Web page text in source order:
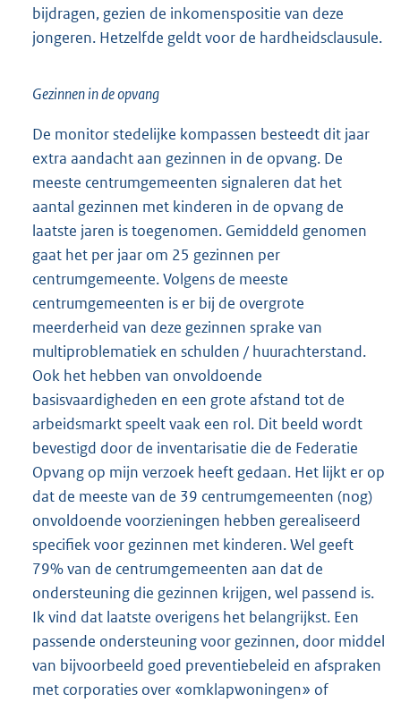
bijdragen, gezien de inkomenspositie van deze
jongeren. Hetzelfde geldt voor de hardheidsclausule.
Gezinnen in de opvang
De monitor stedelijke kompassen besteedt dit jaar
extra aandacht aan gezinnen in de opvang. De
meeste centrumgemeenten signaleren dat het
aantal gezinnen met kinderen in de opvang de
laatste jaren is toegenomen. Gemiddeld genomen
gaat het per jaar om 25 gezinnen per
centrumgemeente. Volgens de meeste
centrumgemeenten is er bij de overgrote
meerderheid van deze gezinnen sprake van
multiproblematiek en schulden / huurachterstand.
Ook het hebben van onvoldoende
basisvaardigheden en een grote afstand tot de
arbeidsmarkt speelt vaak een rol. Dit beeld wordt
bevestigd door de inventarisatie die de Federatie
Opvang op mijn verzoek heeft gedaan. Het lijkt er op
dat de meeste van de 39 centrumgemeenten (nog)
onvoldoende voorzieningen hebben gerealiseerd
specifiek voor gezinnen met kinderen. Wel geeft
79% van de centrumgemeenten aan dat de
ondersteuning die gezinnen krijgen, wel passend is.
Ik vind dat laatste overigens het belangrijkst. Een
passende ondersteuning voor gezinnen, door middel
van bijvoorbeeld goed preventiebeleid en afspraken
met corporaties over «omklapwoningen» of